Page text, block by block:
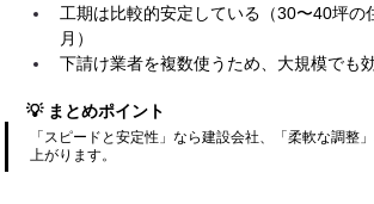
工期は比較的安定している（30〜40坪の
月）
下請け業者を複数使うため、大規模でも
💡 まとめポイント
「スピードと安定性」なら建設会社、「柔軟な調整
上がります。